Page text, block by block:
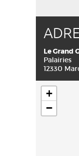
Le Grand
Palairies
12330
+
−